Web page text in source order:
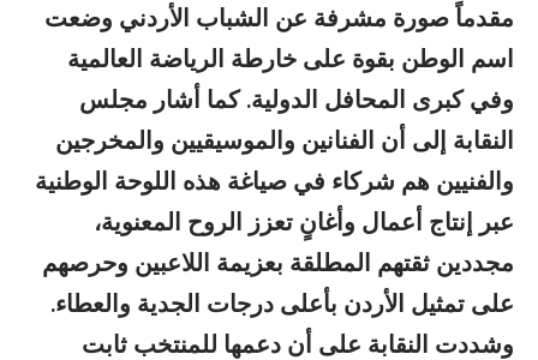
مقدماً صورة مشرفة عن الشباب الأردني وضعت
اسم الوطن بقوة على خارطة الرياضة العالمية
وفي كبرى المحافل الدولية. كما أشار مجلس
النقابة إلى أن الفنانين والموسيقيين والمخرجين
والفنيين هم شركاء في صياغة هذه اللوحة الوطنية
عبر إنتاج أعمال وأغانٍ تعزز الروح المعنوية،
مجددين ثقتهم المطلقة بعزيمة اللاعبين وحرصهم
على تمثيل الأردن بأعلى درجات الجدية والعطاء.
وشددت النقابة على أن دعمها للمنتخب ثابت